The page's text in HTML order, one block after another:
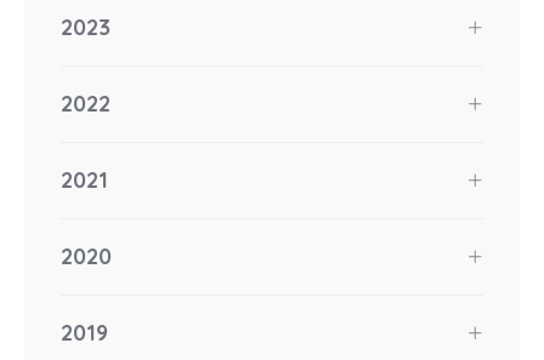
2023
2022
2021
2020
2019